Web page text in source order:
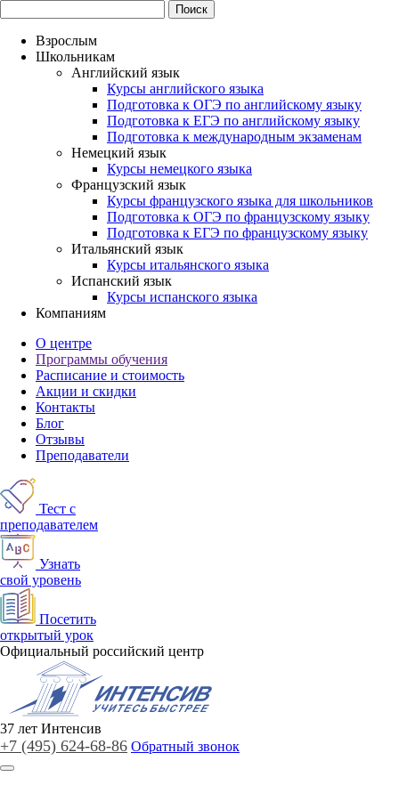
Взрослым
Школьникам
Английский язык
Курсы английского языка
Подготовка к ОГЭ по английскому языку
Подготовка к ЕГЭ по английскому языку
Подготовка к международным экзаменам
Немецкий язык
Курсы немецкого языка
Французский язык
Курсы французского языка для школьников
Подготовка к ОГЭ по французскому языку
Подготовка к ЕГЭ по французскому языку
Итальянский язык
Курсы итальянского языка
Испанский язык
Курсы испанского языка
Компаниям
О центре
Программы обучения
Расписание и стоимость
Акции и скидки
Контакты
Блог
Отзывы
Преподаватели
Тест с
преподавателем
Узнать
свой уровень
Посетить
открытый урок
Официальный российский центр
37 лет Интенсив
+7 (495) 624-68-86 Обратный звонок